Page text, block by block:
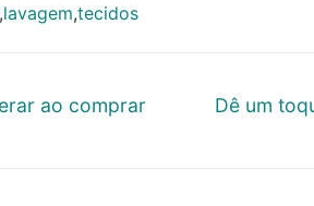
,lavagem,tecidos
ao comprar
Próximo
Dê um